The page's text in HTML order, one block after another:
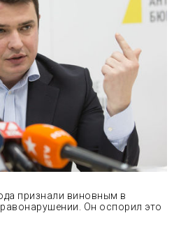
признали виновным в
Он оспорил это